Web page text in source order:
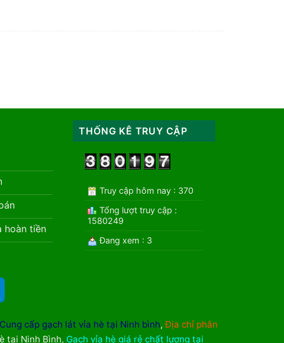
hoàn tiền
THỐNG KÊ TRUY CẬP
Truy cập hôm nay : 370
Tổng lượt truy cập :
1580249
Đang xem : 3
Cung cấp gạch lát vỉa hè tại Ninh bình,Địa chỉ phân
tại Ninh Bình, Gạch vỉa hè giá rẻ chất lượng tại